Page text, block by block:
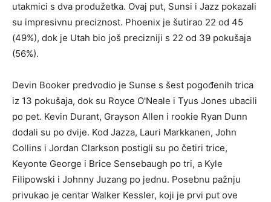
utakmici s dva produžetka. Ovaj put, Sunsi i Jazz pokazali
su impresivnu preciznost. Phoenix je šutirao 22 od 45
(49%), dok je Utah bio još precizniji s 22 od 39 pokušaja
(56%).
Devin Booker predvodio je Sunse s šest pogođenih trica
iz 13 pokušaja, dok su Royce O'Neale i Tyus Jones ubacili
po pet. Kevin Durant, Grayson Allen i rookie Ryan Dunn
dodali su po dvije. Kod Jazza, Lauri Markkanen, John
Collins i Jordan Clarkson postigli su po četiri trice,
Keyonte George i Brice Sensebaugh po tri, a Kyle
Filipowski i Johnny Juzang po jednu. Posebnu pažnju
privukao je centar Walker Kessler, koji je prvi put ove